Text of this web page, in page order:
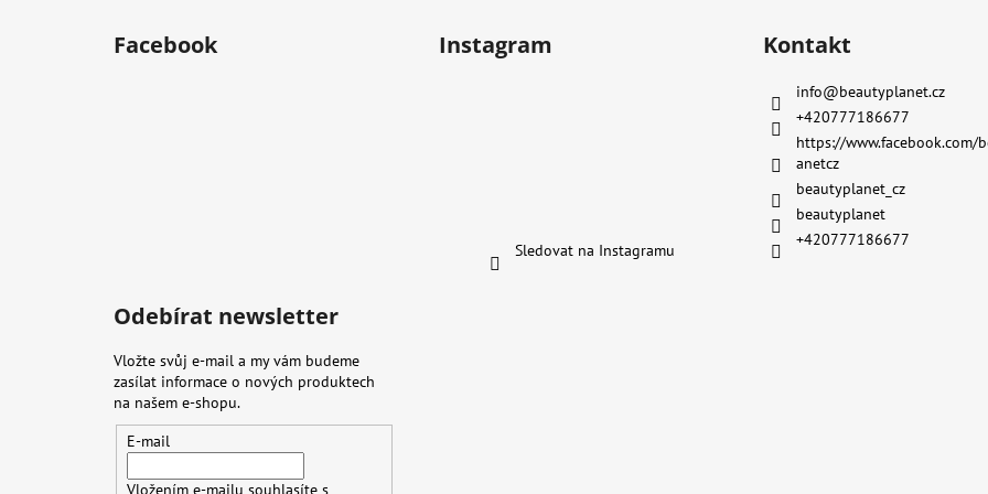
Facebook Instagram
Sledovat na Instagramu
Kontakt
info@beautyplanet.cz
+420777186677
https://www.facebook.com/
anetcz
beautyplanet_cz
beautyplanet
+420777186677
Odebírat newsletter
Vložte svůj e-mail a my vám budeme
zasílat informace o nových produktech
na našem e-shopu.
E-mail
Vložením e-mailu souhlasíte s